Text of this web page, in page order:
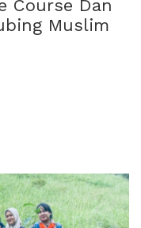
Course Dan
Muslim